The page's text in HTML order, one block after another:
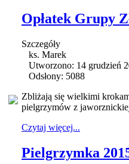
Opłatek Grupy
Szczegóły
ks. Marek
Utworzono: 14 grudzień
Odsłony: 5088
Zbliżają się wielkimi
pielgrzymów z
Czytaj więcej...
Pielgrzymka